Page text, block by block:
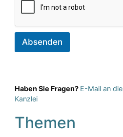
Absenden
Haben Sie Fragen? E-Mail an die
Kanzlei
Themen